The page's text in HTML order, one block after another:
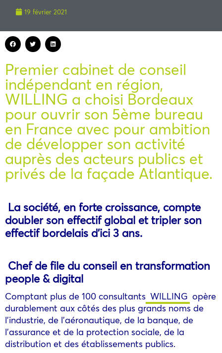
19 février 2021
Premier cabinet de conseil
indépendant en région,
WILLING a choisi Bordeaux
pour ouvrir son 5ème bureau
en France avec pour ambition
de développer son activité
auprès des acteurs publics et
privés de la façade Atlantique.
La société, en forte croissance, compte
doubler son effectif global et tripler son
effectif bordelais d’ici 3 ans.
Chef de file du conseil en transformation
people & digital
Comptant plus de 100 consultants WILLING opère
durablement aux côtés des plus grands noms de
l’industrie, de l’aéronautique, de la banque, de
l’assurance et de la protection sociale, de la
distribution et des établissements publics.